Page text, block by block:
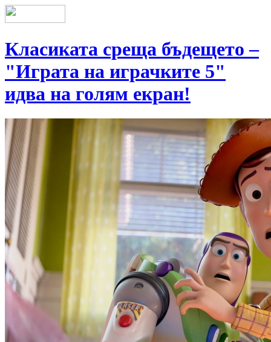
Класиката среща бъдещето –
"Играта на играчките 5"
идва на голям екран!